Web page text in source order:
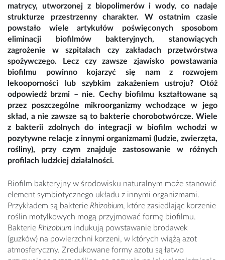
matrycy, utworzonej z biopolimerów i wody, co nadaje
strukturze przestrzenny charakter. W ostatnim czasie
powstało wiele artykułów poświęconych sposobom
eliminacji biofilmów bakteryjnych, stanowiących
zagrożenie w szpitalach czy zakładach przetwórstwa
spożywczego. Lecz czy zawsze zjawisko powstawania
biofilmu powinno kojarzyć się nam z rozwojem
lekooporności lub szybkim zakażeniem ustroju? Otóż
odpowiedź brzmi – nie. Cechy biofilmu kształtowane są
przez poszczególne mikroorganizmy wchodzące w jego
skład, a nie zawsze są to bakterie chorobotwórcze. Wiele
z bakterii zdolnych do integracji w biofilm wchodzi w
pozytywne relacje z innymi organizmami (ludzie, zwierzęta,
rośliny), przy czym znajduje zastosowanie w różnych
profilach ludzkiej działalności.
Biofilm bakteryjny w środowisku naturalnym może stanowić
element symbiotycznego układu z innymi organizmami.
Przykładem są bakterie Rhizobium, które zasiedlając korzenie
roślin motylkowych mogą przyjmować formę biofilmu.
Bakterie Rhizobium indukują powstawanie brodawek
(guzków) na powierzchni korzeni, w których wiążą azot
atmosferyczny. Zredukowane formy azotu są łatwo